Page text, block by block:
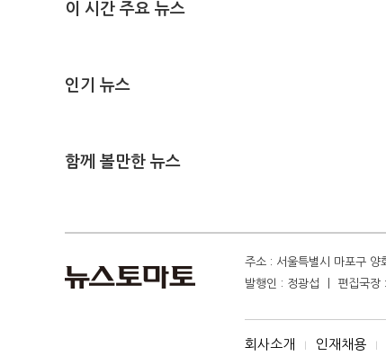
이 시간 주요 뉴스
인기 뉴스
함께 볼만한 뉴스
주소 : 서울특별시 마포구
발행인 : 정광섭 ㅣ 편집국
회사소개 I 인재채용 I